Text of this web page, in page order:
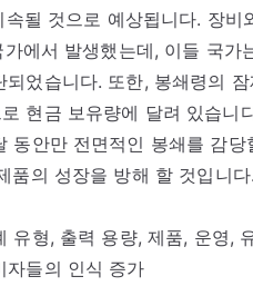
될 것으로 예상됩니다. 장
에서 발생했는데, 이들 국
었습니다. 또한, 봉쇄령의
현금 보유량에 달려 있습니
동안만 전면적인 봉쇄를 감
품의 성장을 방해 할 것입니다.
유형, 출력 용량, 제품, 운영,
자들의 인식 증가